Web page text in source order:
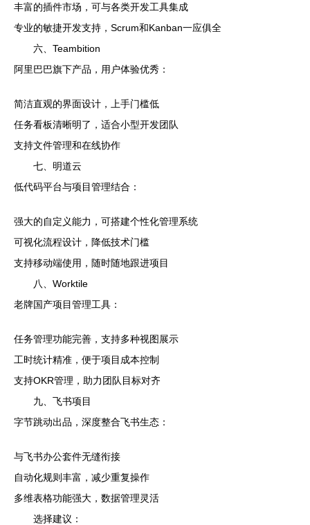
丰富的插件市场，可与各类开发工具集成
专业的敏捷开发支持，Scrum和Kanban一应俱全
六、Teambition
阿里巴巴旗下产品，用户体验优秀：
简洁直观的界面设计，上手门槛低
任务看板清晰明了，适合小型开发团队
支持文件管理和在线协作
七、明道云
低代码平台与项目管理结合：
强大的自定义能力，可搭建个性化管理系统
可视化流程设计，降低技术门槛
支持移动端使用，随时随地跟进项目
八、Worktile
老牌国产项目管理工具：
任务管理功能完善，支持多种视图展示
工时统计精准，便于项目成本控制
支持OKR管理，助力团队目标对齐
九、飞书项目
字节跳动出品，深度整合飞书生态：
与飞书办公套件无缝衔接
自动化规则丰富，减少重复操作
多维表格功能强大，数据管理灵活
选择建议：